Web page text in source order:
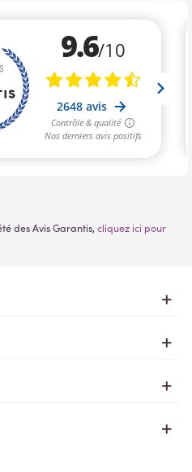
des Avis Garantis, cliquez ici pour